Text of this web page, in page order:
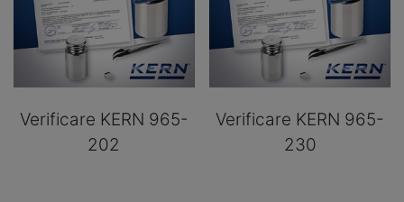
Verificare KERN 965-
202
Verificare KERN 965-
230